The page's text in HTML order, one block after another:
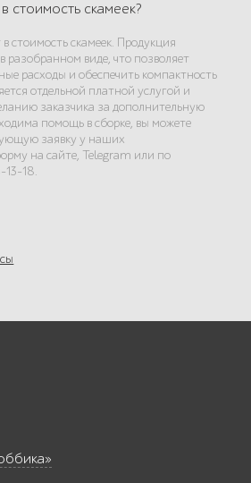
стоимость скамеек?
стоимость скамеек. Продукция
разобранном виде, что позволяет
расходы и обеспечить компактность
отдельной платной услугой и
заказчика за дополнительную
помощь в сборке, вы можете
заявку у наших
на сайте, Telegram или по
13-18.